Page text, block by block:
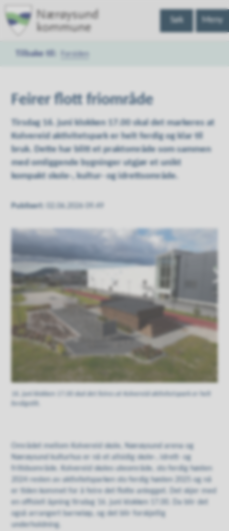
Nærøysund
Søk Meny
er
Feirer flott friområde
Tirsdag 16. juni klokken 17.00 skal det markeres at
Kolvereid aktivitetspark er helt ferdig og klar til
bruk. Dette har blitt et praktområde som sammen
med omliggende bygninger utgjør et unikt
kompakt skole-, kultur- og idrettsområde.
Publisert
16. juni klokken 17.00 skal det feires at Kolvereid aktivitetspark er helt
ferdigstilt.
Området mellom Kolvereid skole, Nærøysund arena og
Nærøysund kulturhus er nå et allsidig skole-, idrett- og
fritidsområde. Kolvereid skoles uteområde, sto ferdig høsten
2024 resten av aktivitetsparken sto ferdig høsten 2025 og nå
er tiden kommet for å feire det flotte anlegget. Det skjer med
en offisiell åpning tirsdag 16. juni klokken 17.00. Da blir det
også arrangert barneløp, og det blir forskjellig
underholdning.